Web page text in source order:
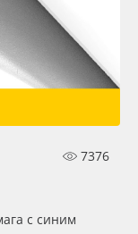
7376
с синим